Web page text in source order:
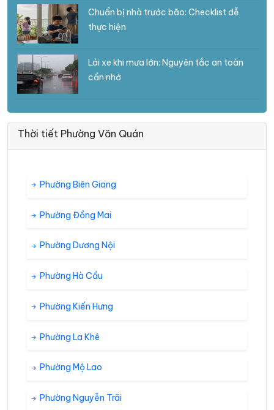
Chuẩn bị nhà trước bão: Checklist dễ
thực hiện
Lái xe khi mưa lớn: Nguyên tắc an toàn
cần nhớ
Thời tiết Phường Văn Quán
Phường Biên Giang
Phường Đồng Mai
Phường Dương Nội
Phường Hà Cầu
Phường Kiến Hưng
Phường La Khê
Phường Mộ Lao
Phường Nguyễn Trãi